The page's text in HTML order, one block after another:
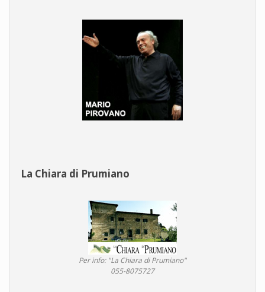
La Chiara di Prumiano
Per info: "La Chiara di Prumiano"
055-8075727